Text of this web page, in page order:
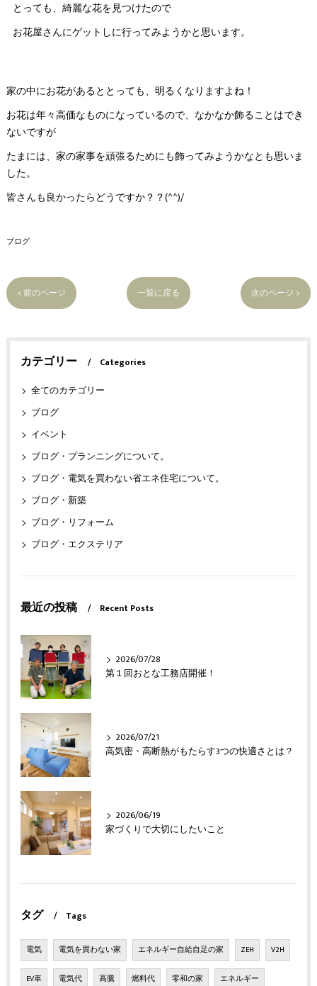
とっても、綺麗な花を見つけたので
お花屋さんにゲットしに行ってみようかと思います。
家の中にお花があるととっても、明るくなりますよね！
お花は年々高価なものになっているので、なかなか飾ることはでき
ないですが
たまには、家の家事を頑張るためにも飾ってみようかなとも思いま
した。
皆さんも良かったらどうですか？？(^^)/
ブログ
< 前のページ 一覧に戻る 次のページ >
カテゴリー
Categories
全てのカテゴリー
ブログ
イベント
ブログ・プランニングについて。
ブログ・電気を買わない省エネ住宅について。
ブログ・新築
ブログ・リフォーム
ブログ・エクステリア
最近の投稿 Recent Posts
2026/07/28
第１回おとな工務店開催！
2026/07/21
高気密・高断熱がもたらす3つの快適さとは？
2026/06/19
家づくりで大切にしたいこと
タグ Tags
電気 電気を買わない家 エネルギー自給自足の家 ZEH V2H
EV車 電気代 高騰 燃料代 零和の家 エネルギー